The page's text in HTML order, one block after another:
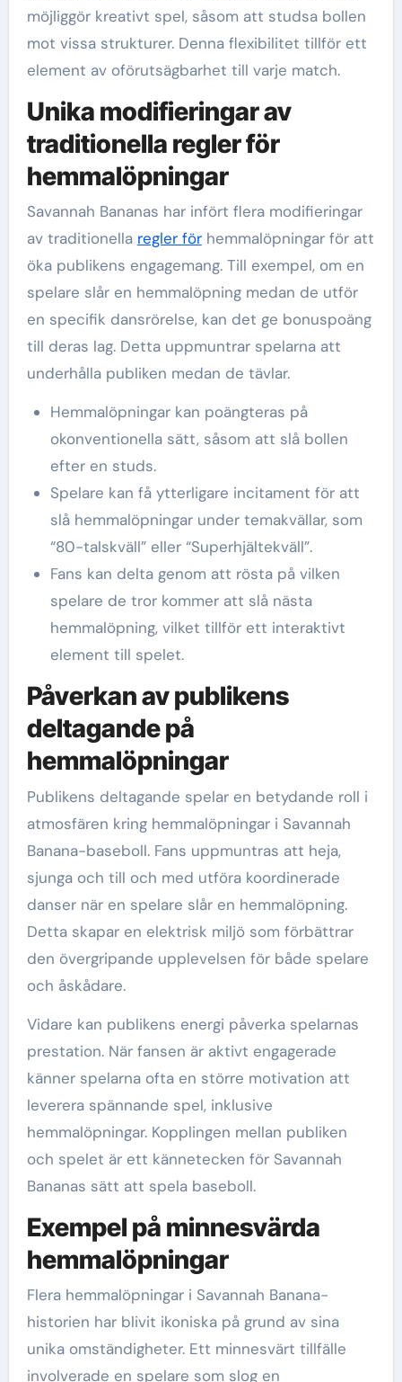
möjliggör kreativt spel, såsom att studsa bollen
mot vissa strukturer. Denna flexibilitet tillför ett
element av oförutsägbarhet till varje match.
Unika modifieringar av
traditionella regler för
hemmalöpningar
Savannah Bananas har infört flera modifieringar
av traditionella regler förhemmalöpningar för att
öka publikens engagemang. Till exempel, om en
spelare slår en hemmalöpning medan de utför
en specifik dansrörelse, kan det ge bonuspoäng
till deras lag. Detta uppmuntrar spelarna att
underhålla publiken medan de tävlar.
Hemmalöpningar kan poängteras på
okonventionella sätt, såsom att slå bollen
efter en studs.
Spelare kan få ytterligare incitament för att
slå hemmalöpningar under temakvällar, som
“80-talskväll” eller “Superhjältekväll”.
Fans kan delta genom att rösta på vilken
spelare de tror kommer att slå nästa
hemmalöpning, vilket tillför ett interaktivt
element till spelet.
Påverkan av publikens
deltagande på
hemmalöpningar
Publikens deltagande spelar en betydande roll i
atmosfären kring hemmalöpningar i Savannah
Banana-baseboll. Fans uppmuntras att heja,
sjunga och till och med utföra koordinerade
danser när en spelare slår en hemmalöpning.
Detta skapar en elektrisk miljö som förbättrar
den övergripande upplevelsen för både spelare
och åskådare.
Vidare kan publikens energi påverka spelarnas
prestation. När fansen är aktivt engagerade
känner spelarna ofta en större motivation att
leverera spännande spel, inklusive
hemmalöpningar. Kopplingen mellan publiken
och spelet är ett kännetecken för Savannah
Bananas sätt att spela baseboll.
Exempel på minnesvärda
hemmalöpningar
Flera hemmalöpningar i Savannah Banana-
historien har blivit ikoniska på grund av sina
unika omständigheter. Ett minnesvärt tillfälle
involverade en spelare som slog en